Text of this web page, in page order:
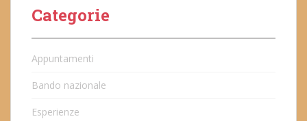
Categorie
Appuntamenti
Bando nazionale
Esperienze